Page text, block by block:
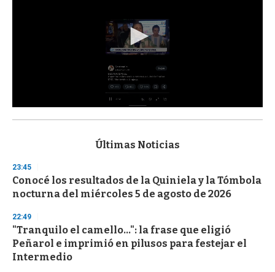
s
d
s
o
f
3
s
e
c
o
Últimas Noticias
23:45
Conocé los resultados de la Quiniela y la Tómbola
nocturna del miércoles 5 de agosto de 2026
22:49
"Tranquilo el camello...": la frase que eligió
Peñarol e imprimió en pilusos para festejar el
Intermedio